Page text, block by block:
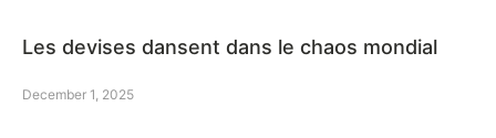
Les devises dansent dans le chaos mondial
December 1, 2025